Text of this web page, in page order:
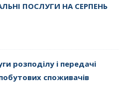
ПОСЛУГИ НА СЕРПЕНЬ
розподілу і передачі
споживачів